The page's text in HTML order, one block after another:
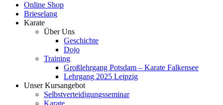
Online Shop
Brieselang
Karate
Über Uns
Geschichte
Dojo
Training
Großlehrgang Potsdam – Karate Falkensee
Lehrgang 2025 Leipzig
Unser Kursangebot
Selbstverteidigungsseminar
Karate